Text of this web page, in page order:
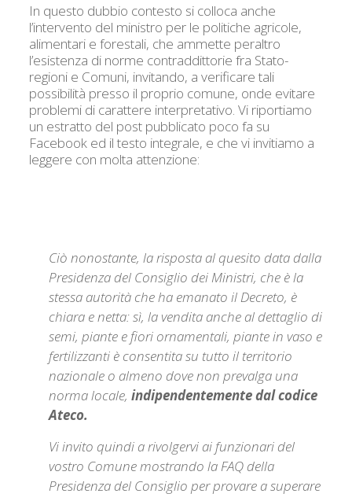
In questo dubbio contesto si colloca anche
l’intervento del ministro per le politiche agricole,
alimentari e forestali, che ammette peraltro
l’esistenza di norme contraddittorie fra Stato-
regioni e Comuni, invitando, a verificare tali
possibilità presso il proprio comune, onde evitare
problemi di carattere interpretativo. Vi riportiamo
un estratto del post pubblicato poco fa su
Facebook ed il testo integrale, e che vi invitiamo a
leggere con molta attenzione:
Ciò nonostante, la risposta al quesito data dalla
Presidenza del Consiglio dei Ministri, che è la
stessa autorità che ha emanato il Decreto, è
chiara e netta: sì, la vendita anche al dettaglio di
semi, piante e fiori ornamentali, piante in vaso e
fertilizzanti è consentita su tutto il territorio
nazionale o almeno dove non prevalga una
norma locale, indipendentemente dal codice
Ateco.
Vi invito quindi a rivolgervi ai funzionari del
vostro Comune mostrando la FAQ della
Presidenza del Consiglio per provare a superare